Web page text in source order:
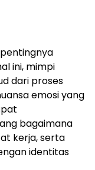
ini, mimpi
dari proses
emosi yang
bagaimana
kerja, serta
identitas